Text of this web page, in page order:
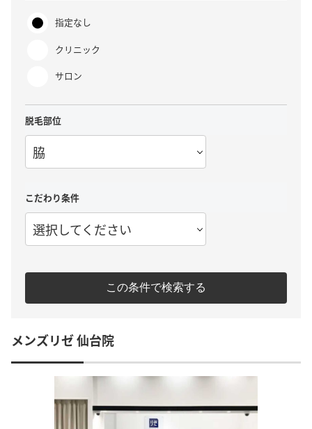
指定なし
クリニック
サロン
脱毛部位
脇
こだわり条件
選択してください
この条件で検索する
メンズリゼ 仙台院